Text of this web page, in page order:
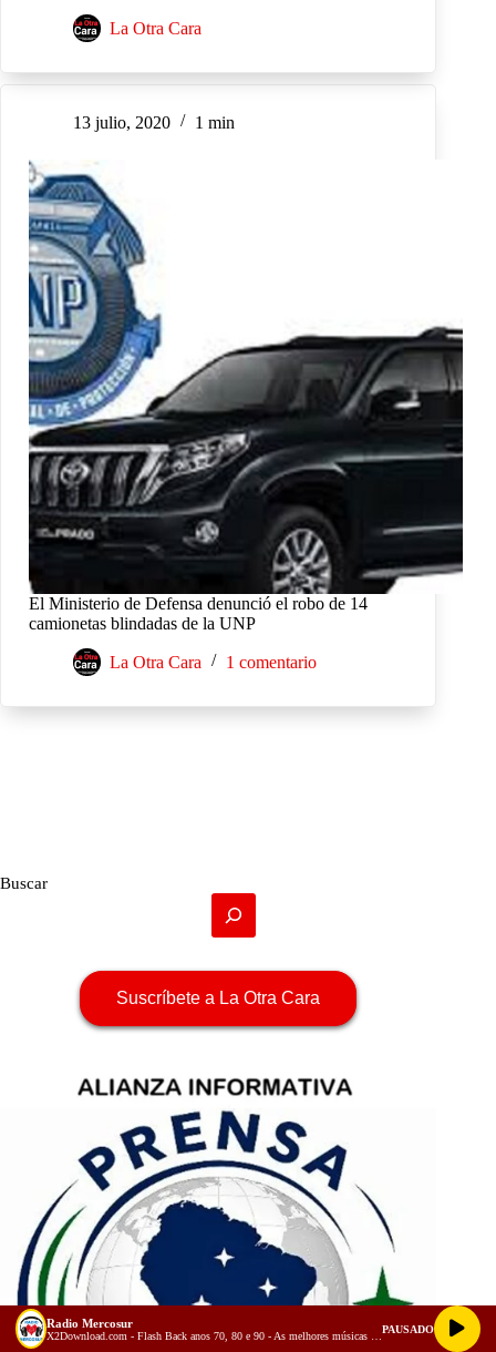
La Otra Cara
13 julio, 2020 1 min
El Ministerio de Defensa denunció el robo de 14
camionetas blindadas de la UNP
La Otra Cara 1 comentario
Buscar
Suscríbete a La Otra Cara
Radio Mercosur PAUSADO